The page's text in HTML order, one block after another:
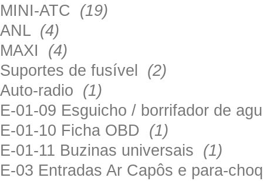
MINI-ATC (19)
ANL (4)
MAXI (4)
Suportes de fusível (2)
Auto-radio (1)
E-01-09 Esguicho / borrifador de
E-01-10 Ficha OBD (1)
E-01-11 Buzinas universais (1)
E-03 Entradas Ar Capôs e para-